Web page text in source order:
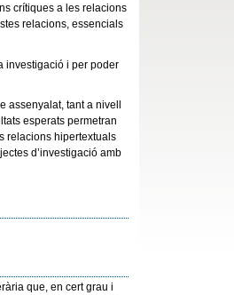
crítiques a les relacions
relacions, essencials
investigació i per poder
tant a nivell
esperats permetran
relacions hipertextuals
d’investigació amb
que, en cert grau i